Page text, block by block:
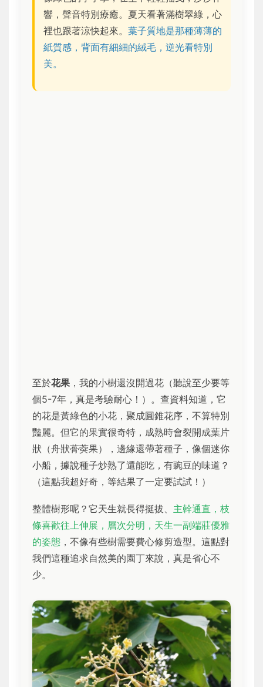
響，聲音特別療癒。夏天看著滿樹翠綠，心
裡也跟著涼快起來。 葉子質地是那種薄薄的
紙質感，背面有細細的絨毛，逆光看特別
美。
至於花果 ，我的小樹還沒開過花（聽說至少要等
個5-7年，真是考驗耐心！）。查資料知道，它
的花是黃綠色的小花，聚成圓錐花序，不算特別
豔麗。但它的果實很奇特，成熟時會裂開成葉片
狀（舟狀蓇葖果），邊緣還帶著種子，像個迷你
小船，據說種子炒熟了還能吃，有豌豆的味道？
（這點我超好奇，等結果了一定要試試！）
整體樹形呢？它天生就長得挺拔、 主幹通直，枝
條喜歡往上伸展，層次分明，天生一副端莊優雅
的姿態 ，不像有些樹需要費心修剪造型。這點對
我們這種追求自然美的園丁來說，真是省心不
少。